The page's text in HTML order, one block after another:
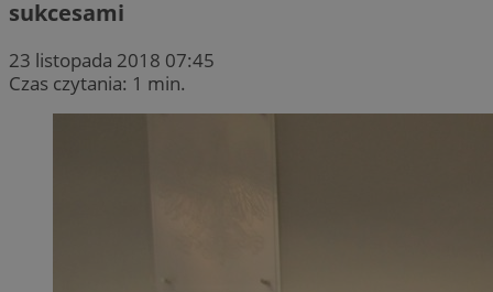
sukcesami
23 listopada 2018 07:45
Czas czytania: 1 min.